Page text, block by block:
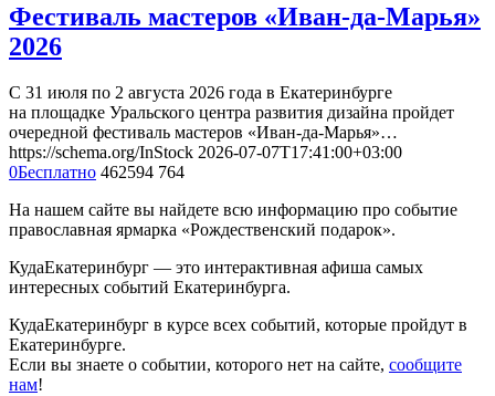
Фестиваль мастеров «Иван-да-Марья»
2026
С 31 июля по 2 августа 2026 года в Екатеринбурге
на площадке Уральского центра развития дизайна пройдет
очередной фестиваль мастеров «Иван-да-Марья»…
https://schema.org/InStock 2026-07-07T17:41:00+03:00
0Бесплатно 462594 764
На нашем сайте вы найдете всю информацию про событие
православная ярмарка «Рождественский подарок».
КудаЕкатеринбург — это интерактивная афиша самых
интересных событий Екатеринбурга.
КудаЕкатеринбург в курсе всех событий, которые пройдут в
Екатеринбурге.
Если вы знаете о событии, которого нет на сайте, сообщите
нам!